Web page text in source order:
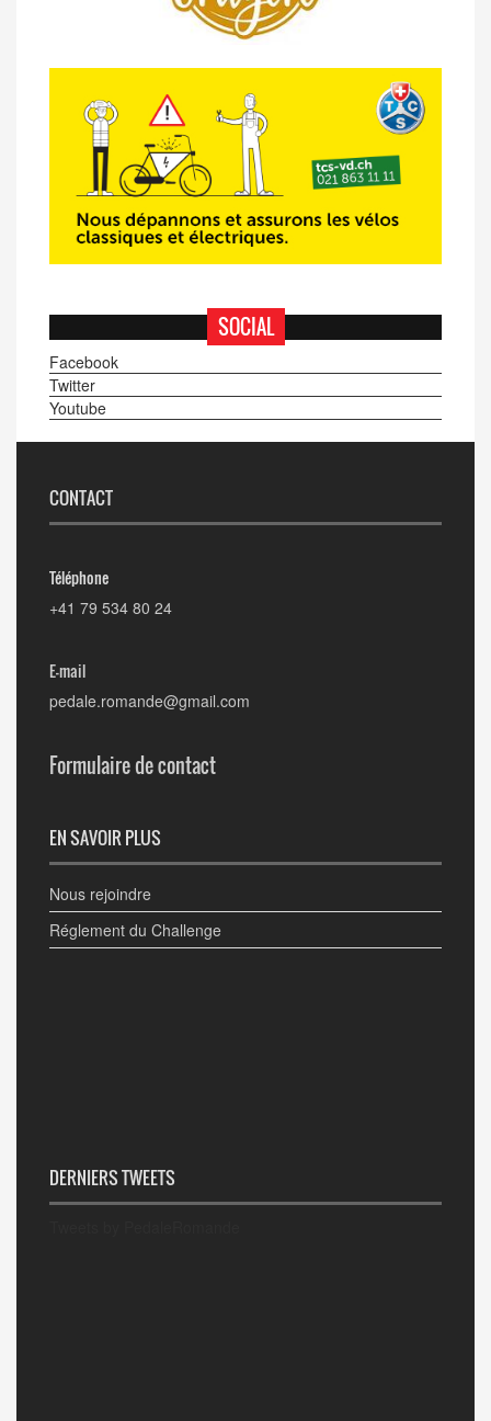
SOCIAL
Facebook
Twitter
Youtube
CONTACT
Téléphone
+41 79 534 80 24
E-mail
pedale.romande@gmail.com
Formulaire de contact
EN SAVOIR PLUS
Nous rejoindre
Réglement du Challenge
DERNIERS TWEETS